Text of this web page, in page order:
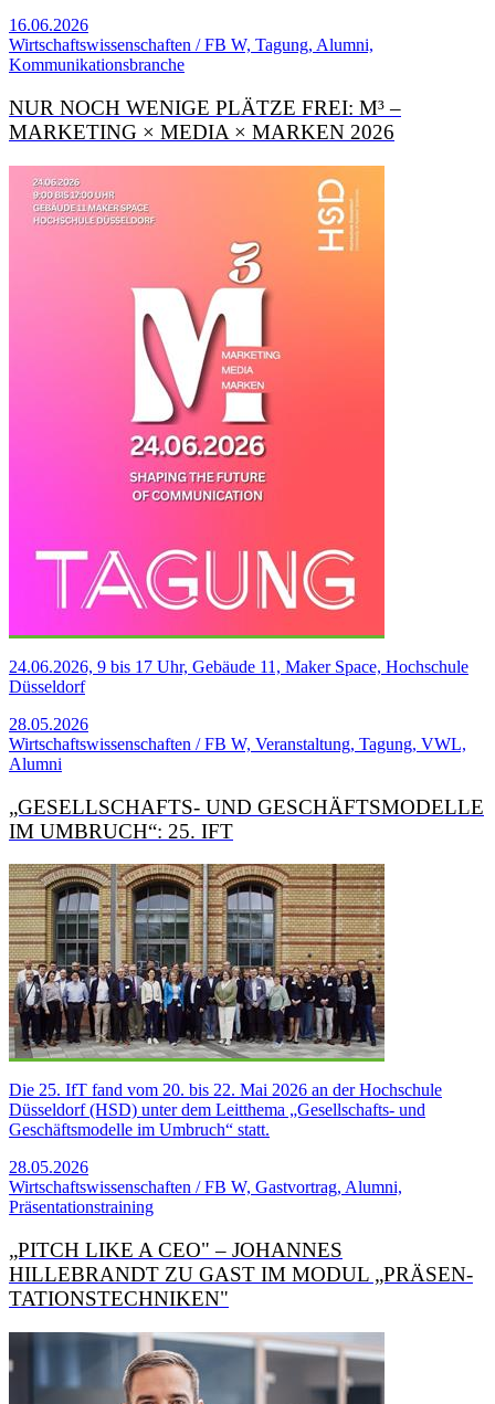
16.06.2026
Wirtschaftswissenschaften / FB W, Tagung, Alumni,
Kommunikationsbranche
NUR NOCH WENIGE PLÄTZE FREI: M³ –
MARKETING × MEDIA × MARKEN 2026
24.06.2026, 9 bis 17 Uhr, Gebäude 11, Maker Space, Hochschule
Düsseldorf
28.05.2026
Wirtschaftswissenschaften / FB W, Veranstaltung, Tagung, VWL,
Alumni
„GESELLSCHAFTS- UND GESCHÄFTS­MODELLE
IM UMBRUCH“: 25. IFT
Die 25. IfT fand vom 20. bis 22. Mai 2026 an der Hochschule
Düsseldorf (HSD) unter dem Leitthema „Gesellschafts- und
Geschäftsmodelle im Umbruch“ statt.
28.05.2026
Wirtschaftswissenschaften / FB W, Gastvortrag, Alumni,
Präsentationstraining
„PITCH LIKE A CEO" – JOHANNES
HILLEBRANDT ZU GAST IM MODUL „PRÄSEN­
TATIONS­TECHNIKEN"